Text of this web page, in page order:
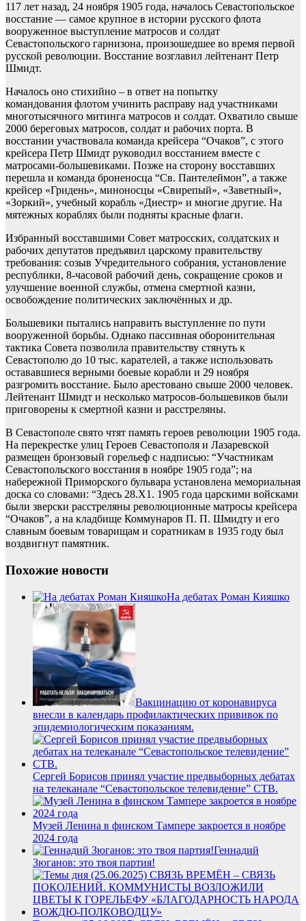
117 лет назад, 24 ноября 1905 года, началось Севастопольское
восстание — самое крупное в истории русского флота
вооруженное выступление матросов и солдат
Севастопольского гарнизона, произошедшее во время первой
русской революции. Восстание возглавил лейтенант Петр
Шмидт.
Началось оно стихийно – в ответ на попытку
командования флотом учинить расправу над участниками
многотысячного митинга матросов и солдат. Охватило свыше
2000 береговых матросов, солдат и рабочих порта. В
восстании участвовала команда крейсера “Очаков”, с этого
крейсера Петр Шмидт руководил восстанием вместе с
матросами-большевиками. Позже на сторону восставших
перешла и команда броненосца “Св. Пантелеймон”, а также
крейсер «Гридень», миноносцы «Свирепый», «Заветный»,
«Зоркий», учебный корабль «Днестр» и многие другие. На
мятежных кораблях были подняты красные флаги.
Избранный восставшими Совет матросских, солдатских и
рабочих депутатов предъявил царскому правительству
требования: созыв Учредительного собрания, установление
республики, 8-часовой рабочий день, сокращение сроков и
улучшение военной службы, отмена смертной казни,
освобождение политических заключённых и др.
Большевики пытались направить выступление по пути
вооруженной борьбы. Однако пассивная оборонительная
тактика Совета позволила правительству стянуть к
Севастополю до 10 тыс. карателей, а также использовать
остававшиеся верными боевые корабли и 29 ноября
разгромить восстание. Было арестовано свыше 2000 человек.
Лейтенант Шмидт и несколько матросов-большевиков были
приговорены к смертной казни и расстреляны.
В Севастополе свято чтят память героев революции 1905 года.
На перекрестке улиц Героев Севастополя и Лазаревской
размещен бронзовый горельеф с надписью: “Участникам
Севастопольского восстания в ноябре 1905 года”; на
набережной Приморского бульвара установлена мемориальная
доска со словами: “Здесь 28.Х1. 1905 года царскими войсками
были зверски расстреляны революционные матросы крейсера
“Очаков”, а на кладбище Коммунаров П. П. Шмидту и его
славным боевым товарищам и соратникам в 1935 году был
воздвигнут памятник.
Похожие новости
На дебатах Роман Кияшко
Вакцинацию от коронавируса
внесли в календарь профилактических прививок по
эпидемиологическим показаниям.
Сергей Борисов принял участие предвыборных дебатах
на телеканале “Севастопольское телевидение” СТВ.
Музей Ленина в финском Тампере закроется в ноябре
2024 года
Геннадий
Зюганов: это твоя партия!